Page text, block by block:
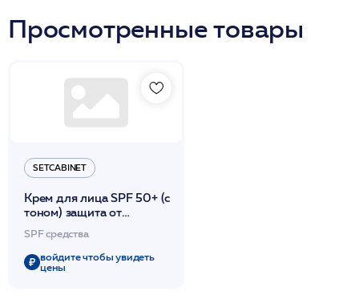
Просмотренные товары
SETCABINET
Крем для лица SPF 50+ (с
тоном) защита от
солнечной пигментации
30мл /Sun screen.
SPF50+ /SetCabinet
SPF средства
войдите чтобы увидеть
цены